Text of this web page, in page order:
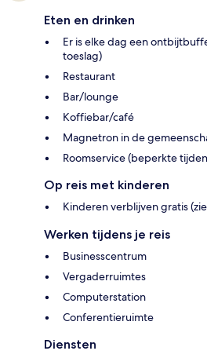
Eten en drinken
Er is elke dag een
toeslag)
Restaurant
Bar/lounge
Koffiebar/café
Magnetron in de
Roomservice (beperkte
Op reis met kinderen
Kinderen verblijven gratis
Werken tijdens je reis
Businesscentrum
Vergaderruimtes
Computerstation
Conferentieruimte
Diensten